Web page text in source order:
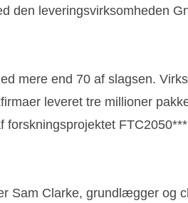
den leveringsvirksomheden
mere end 70 af slagsen.
leveret tre millioner
Clarke, grundlægger og